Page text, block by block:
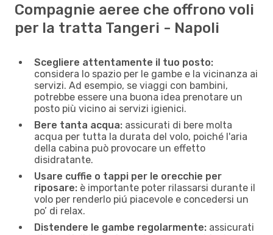
Compagnie aeree che offrono voli
per la tratta Tangeri - Napoli
Scegliere attentamente il tuo posto:
considera lo spazio per le gambe e la vicinanza ai
servizi. Ad esempio, se viaggi con bambini,
potrebbe essere una buona idea prenotare un
posto più vicino ai servizi igienici.
Bere tanta acqua: assicurati di bere molta
acqua per tutta la durata del volo, poiché l'aria
della cabina può provocare un effetto
disidratante.
Usare cuffie o tappi per le orecchie per
riposare: è importante poter rilassarsi durante il
volo per renderlo piú piacevole e concedersi un
po’ di relax.
Distendere le gambe regolarmente: assicurati